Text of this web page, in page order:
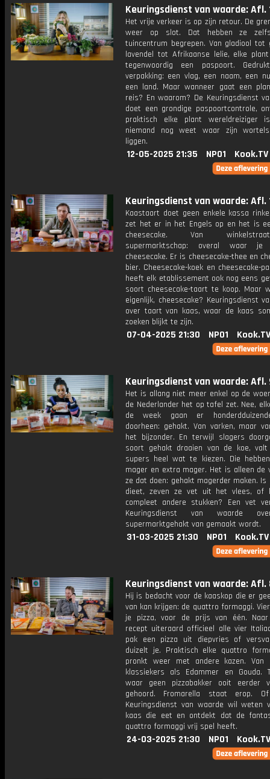
Keuringsdienst van waarde: Afl.
Het vrije verkeer is op zijn retour. De
weer op slot. Dat hebben ze
tuincentrum begrepen. Van gladiool tot
lavendel tot Afrikaanse lelie, elke
tegenwoordig een paspoort.
verpakking: een vlag, een naam, een
een land. Maar wanneer gaat een
reis? En waarom? De Keuringsdienst
doet een grondige paspoortcontrole,
praktisch elke plant wereldreiziger
niemand nog weet waar zijn
liggen.
12-05-2025 21:35 NPO1 Kook.TV
Keuringsdienst van waarde: Afl.
Kaastaart doet geen enkele kassa
zet het er in het Engels op en het is
cheesecake. Van
supermarktschap: overal waar
cheesecake. Er is cheesecake-thee en
bier. Cheesecake-koek en cheesecake-
heeft elk etablissement ook nog eens
soort cheesecake-taart te koop. Maar
eigenlijk, cheesecake? Keuringsdienst
over taart van kaas, waar de kaas
zoeken blijkt te zijn.
07-04-2025 21:30 NPO1 Kook.TV
Keuringsdienst van waarde: Afl.
Het is allang niet meer enkel op de
de Nederlander het op tafel zet. Nee,
de week gaan er
doorheen: gehakt. Van varken, maar
het bijzonder. En terwijl slagers
soort gehakt draaien van de koe,
supers heel wat te kiezen. Die
mager en extra mager. Het is alleen de
ze dat doen: gehakt magerder maken. Is
dieet, zeven ze vet uit het vlees, of
compleet andere stukken? Een vet
Keuringsdienst van waarde
supermarktgehakt van gemaakt wordt.
31-03-2025 21:30 NPO1 Kook.TV
Keuringsdienst van waarde: Afl.
Hij is bedacht voor de kaaskop die er
van kan krijgen: de quattro formaggi.
je pizza, voor de prijs van één.
recept uiteraard officieel alle vier
pak een pizza uit diepvries of
duizelt je. Praktisch elke quattro
pronkt weer met andere kazen. Van
klassiekers als Edammer en Gouda.
waar geen pizzabakker ooit eerder
gehoord. Fromarella staat erop.
Keuringsdienst van waarde wil weten
kaas die eet en ontdekt dat de
quattro formaggi vrij spel heeft.
24-03-2025 21:30 NPO1 Kook.TV